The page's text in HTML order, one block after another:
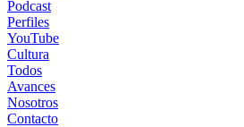
Podcast
Perfiles
YouTube
Cultura
Todos
Avances
Nosotros
Contacto